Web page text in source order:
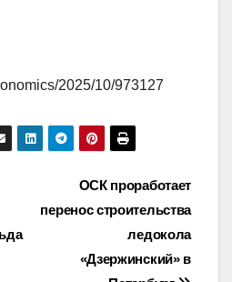
2025/10/973127
ОСК проработает
перенос строительства
ледокола
«Дзержинский» в